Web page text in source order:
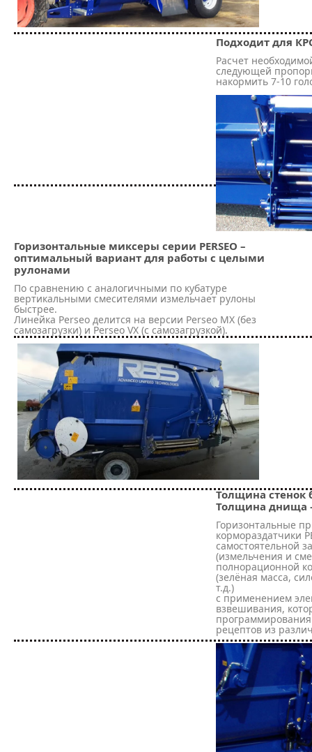
Подходит для
Расчет
следующей
накормить 7-10
Горизонтальные миксеры серии PERSEO –
оптимальный вариант для работы с целыми
рулонами
По сравнению с аналогичными по кубатуре
вертикальными смесителями измельчает рулоны
быстрее.
Линейка Perseo делится на версии Perseo MX (без
самозагрузки) и Perseo VX (с самозагрузкой).
Толщина стенок
Толщина днища
Горизонтальные
кормораздатчики
самостоятельной
(измельчения и
полнорационной
(зелёная масса,
т.д.)
с применением
взвешивания,
рецептов из